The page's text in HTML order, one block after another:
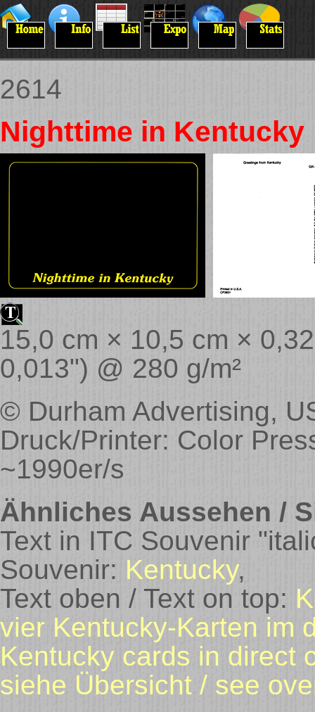
2614
Nighttime in Kentucky
15,0 cm × 10,5 cm ×
0,013") @ 280 g/m²
© Durham Advertising,
Druck/Printer: Color
~1990er/s
Ähnliches Aussehen /
Text in ITC Souvenir
Souvenir: Kentucky,
Text oben / Text on top:
vier Kentucky-Karten im
Kentucky cards in direct
siehe Übersicht / see